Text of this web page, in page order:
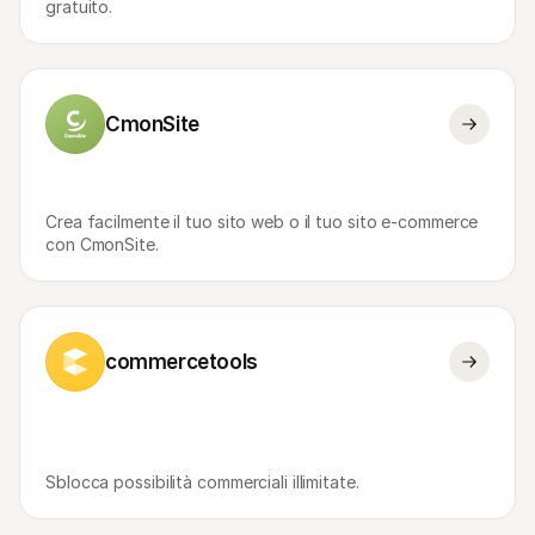
gratuito.
CmonSite
Crea facilmente il tuo sito web o il tuo sito e-commerce
con CmonSite.
commercetools
Sblocca possibilità commerciali illimitate.